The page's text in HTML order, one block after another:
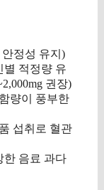
정성 유지)
별 적정량 유
권장)
량이 풍부한
섭취로 혈관
한 음료 과다